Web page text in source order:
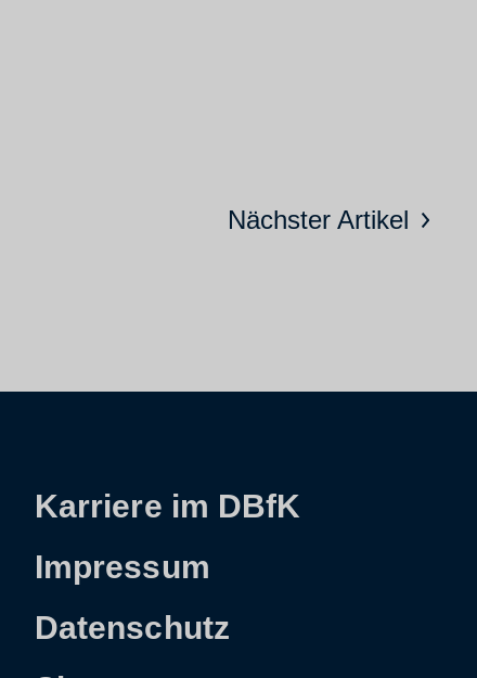
Nächster Artikel
Karriere im DBfK
Impressum
Datenschutz